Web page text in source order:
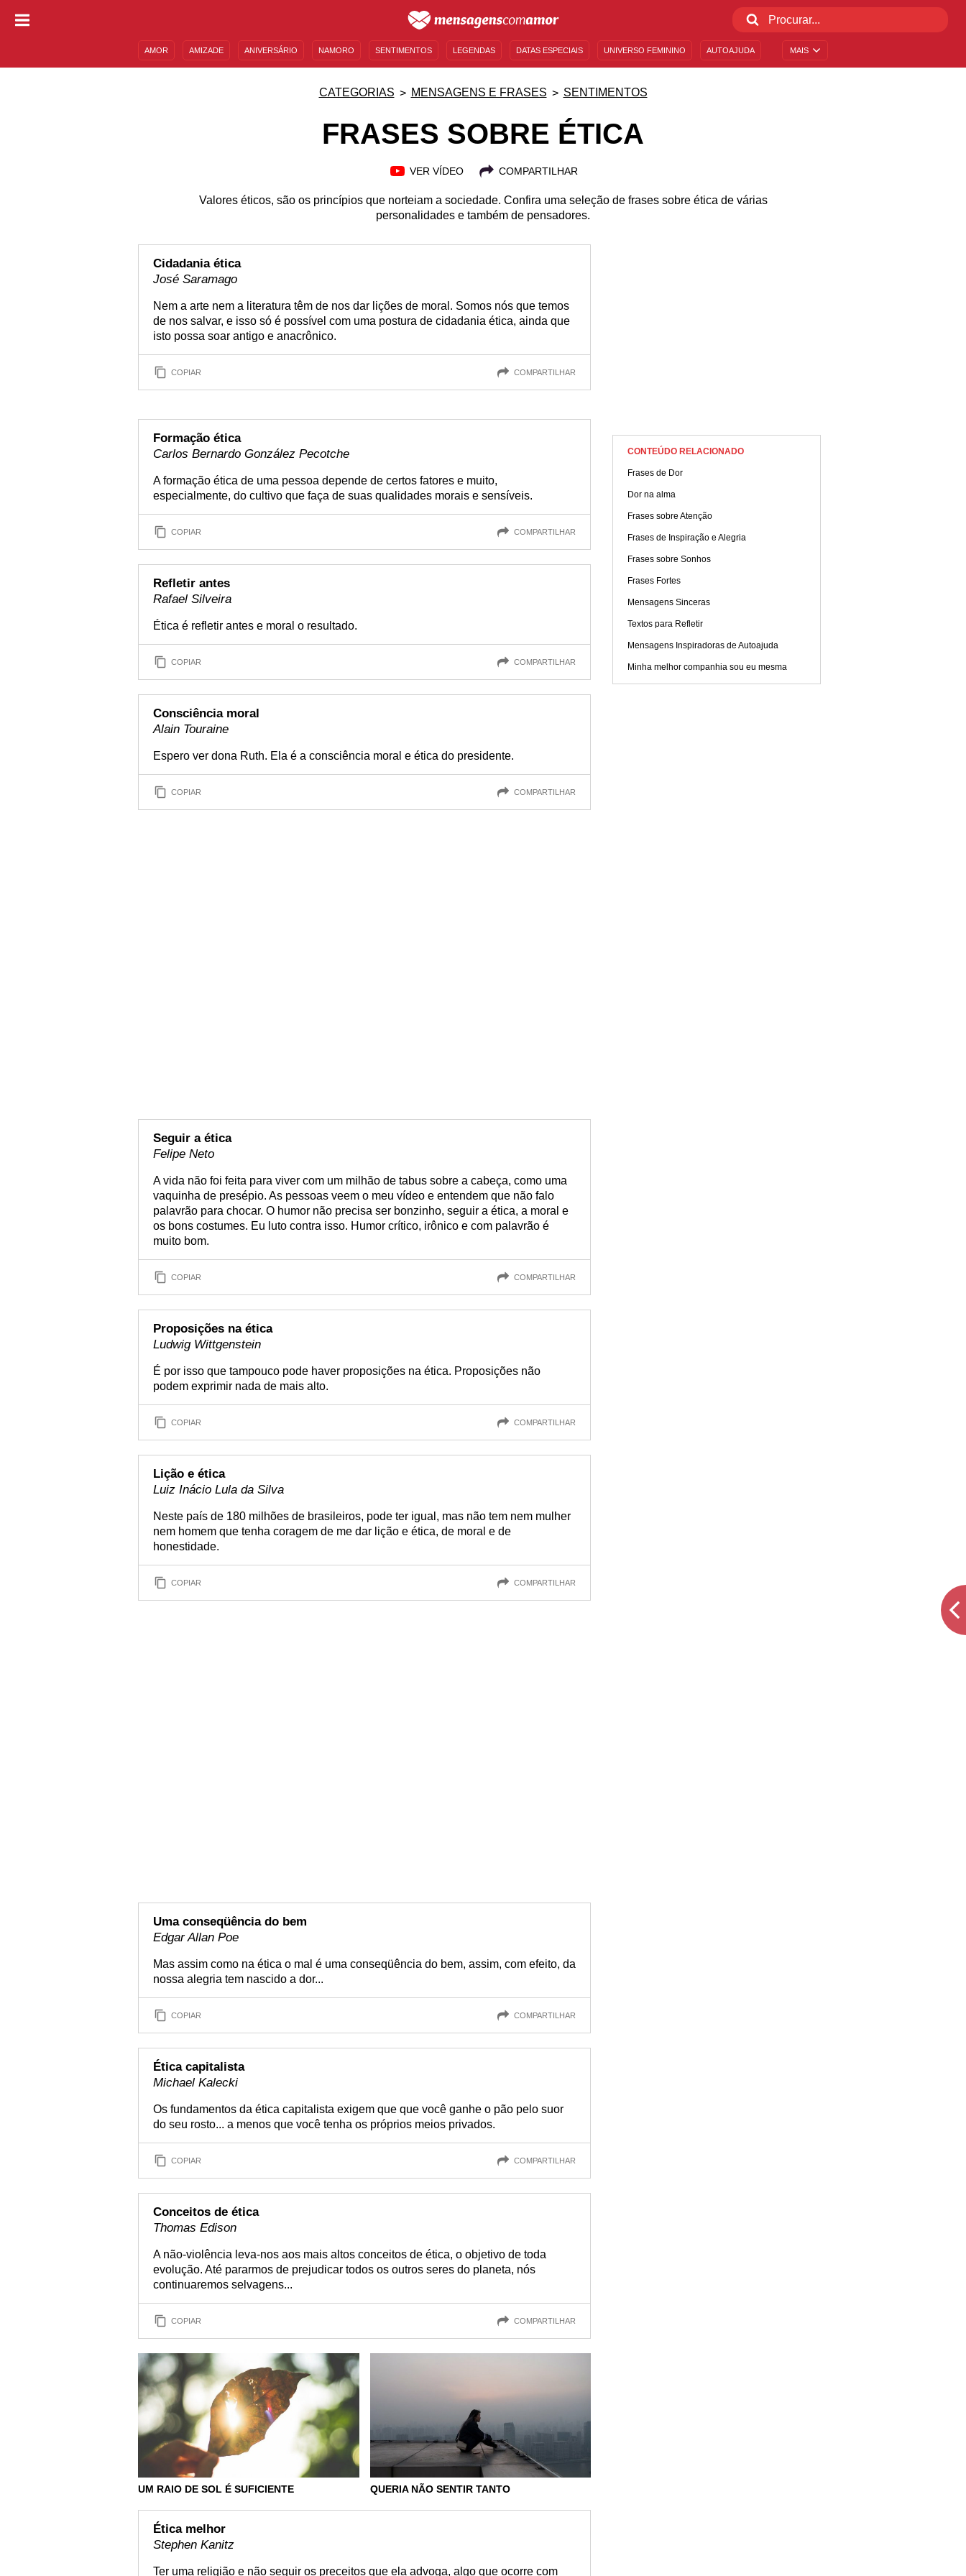
MAIS
AMOR AMIZADE ANIVERSÁRIO NAMORO SENTIMENTOS LEGENDAS DATAS ESPECIAIS UNIVERSO FEMININO AUTOAJUDA
CATEGORIAS MENSAGENS E FRASES SENTIMENTOS
FRASES SOBRE ÉTICA
VER VÍDEO COMPARTILHAR
Valores éticos, são os princípios que norteiam a sociedade. Confira uma seleção de frases sobre ética de várias
personalidades e também de pensadores.
Cidadania ética
José Saramago
Nem a arte nem a literatura têm de nos dar lições de moral. Somos nós que temos
de nos salvar, e isso só é possível com uma postura de cidadania ética, ainda que
isto possa soar antigo e anacrônico.
COPIAR COMPARTILHAR
Formação ética
Carlos Bernardo González Pecotche
A formação ética de uma pessoa depende de certos fatores e muito,
especialmente, do cultivo que faça de suas qualidades morais e sensíveis.
COPIAR COMPARTILHAR
Refletir antes
Rafael Silveira
Ética é refletir antes e moral o resultado.
COPIAR COMPARTILHAR
Consciência moral
Alain Touraine
Espero ver dona Ruth. Ela é a consciência moral e ética do presidente.
COPIAR COMPARTILHAR
Seguir a ética
Felipe Neto
A vida não foi feita para viver com um milhão de tabus sobre a cabeça, como uma
vaquinha de presépio. As pessoas veem o meu vídeo e entendem que não falo
palavrão para chocar. O humor não precisa ser bonzinho, seguir a ética, a moral e
os bons costumes. Eu luto contra isso. Humor crítico, irônico e com palavrão é
muito bom.
COPIAR COMPARTILHAR
Proposições na ética
Ludwig Wittgenstein
É por isso que tampouco pode haver proposições na ética. Proposições não
podem exprimir nada de mais alto.
COPIAR COMPARTILHAR
Lição e ética
Luiz Inácio Lula da Silva
Neste país de 180 milhões de brasileiros, pode ter igual, mas não tem nem mulher
nem homem que tenha coragem de me dar lição e ética, de moral e de
honestidade.
COPIAR COMPARTILHAR
Uma conseqüência do bem
Edgar Allan Poe
Mas assim como na ética o mal é uma conseqüência do bem, assim, com efeito, da
nossa alegria tem nascido a dor...
COPIAR COMPARTILHAR
Ética capitalista
Michael Kalecki
Os fundamentos da ética capitalista exigem que que você ganhe o pão pelo suor
do seu rosto... a menos que você tenha os próprios meios privados.
COPIAR COMPARTILHAR
Conceitos de ética
Thomas Edison
A não-violência leva-nos aos mais altos conceitos de ética, o objetivo de toda
evolução. Até pararmos de prejudicar todos os outros seres do planeta, nós
continuaremos selvagens...
COPIAR COMPARTILHAR
UM RAIO DE SOL É SUFICIENTE QUERIA NÃO SENTIR TANTO
Ética melhor
Stephen Kanitz
Ter uma religião e não seguir os preceitos que ela advoga, algo que ocorre com
CONTEÚDO RELACIONADO
Frases de Dor
Dor na alma
Frases sobre Atenção
Frases de Inspiração e Alegria
Frases sobre Sonhos
Frases Fortes
Mensagens Sinceras
Textos para Refletir
Mensagens Inspiradoras de Autoajuda
Minha melhor companhia sou eu mesma